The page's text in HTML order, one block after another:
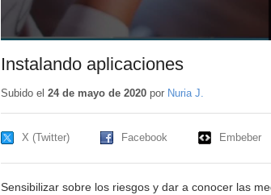
Instalando aplicaciones
Subido el 24 de mayo de 2020por Nuria J.
X (Twitter) Facebook Embeber
Sensibilizar sobre los riesgos y dar a conocer las